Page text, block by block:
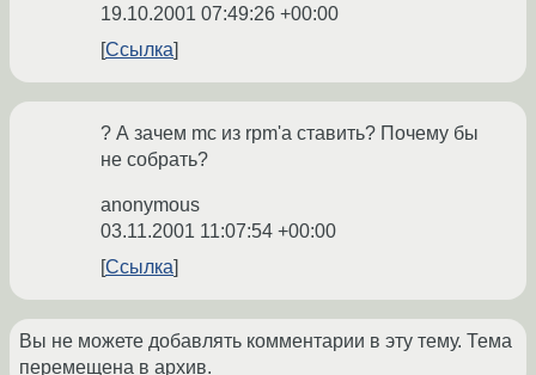
19.10.2001 07:49:26 +00:00
Ссылка
? А зачем mc из rpm'а ставить? Почему бы
не собрать?
anonymous
03.11.2001 11:07:54 +00:00
Ссылка
Вы не можете добавлять комментарии в эту тему. Тема
перемещена в архив.